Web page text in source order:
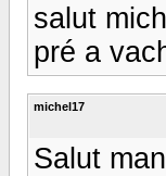
salut
pré a
michel17
Salut